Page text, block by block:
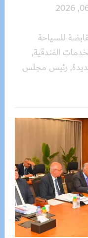
للسياحة
الفندقية,
, رئيس مجلس